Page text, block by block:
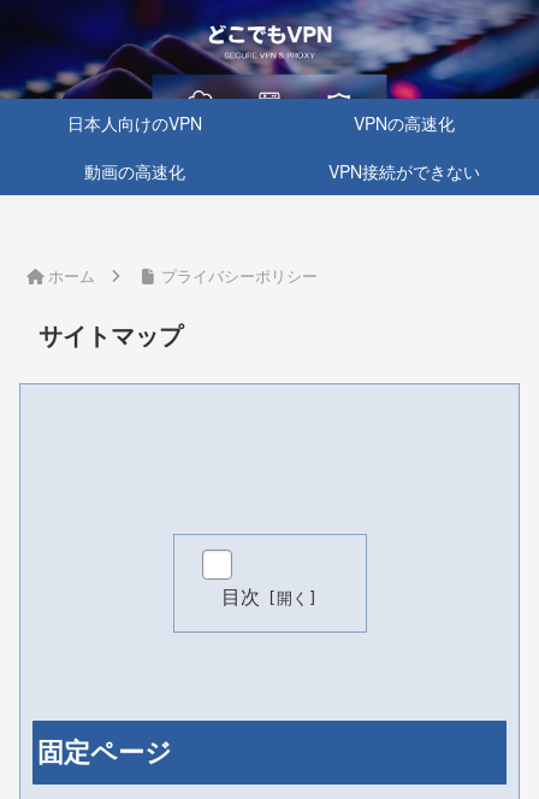
日本人向けのVPN
VPNの高速化
動画の高速化
VPN接続ができない
ホーム プライバシーポリシー
サイトマップ
目次
固定ページ